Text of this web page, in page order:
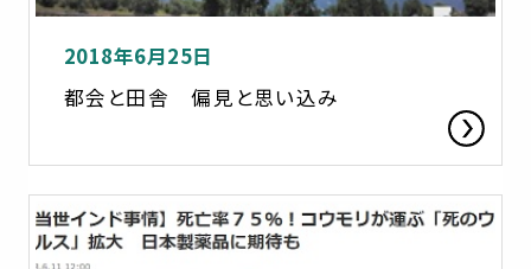
2018年6月25日
都会と田舎 偏見と思い込み